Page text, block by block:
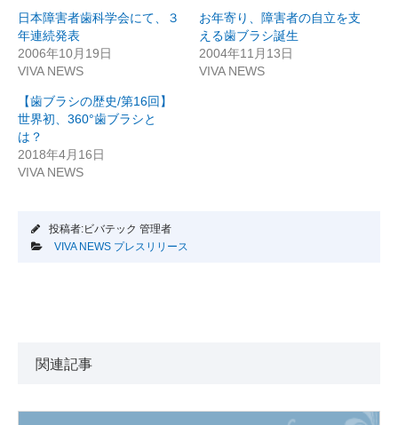
日本障害者歯科学会にて、３
年連続発表
2006年10月19日
VIVA NEWS
お年寄り、障害者の自立を支
える歯ブラシ誕生
2004年11月13日
VIVA NEWS
【歯ブラシの歴史/第16回】
世界初、360°歯ブラシと
は？
2018年4月16日
VIVA NEWS
投稿者:ビバテック 管理者
VIVA NEWS プレスリリース
関連記事